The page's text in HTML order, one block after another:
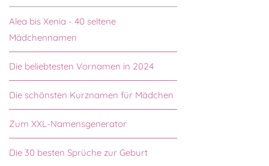
Alea bis Xenia - 40 seltene
Mädchennamen
Die beliebtesten Vornamen in 2024
Die schönsten Kurznamen für Mädchen
Zum XXL-Namensgenerator
Die 30 besten Sprüche zur Geburt